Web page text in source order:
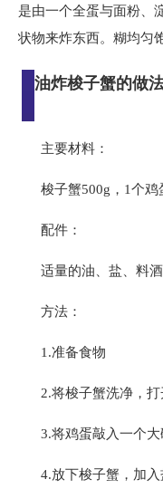
是由一个全蛋与面粉、
状物来炸东西。糊均匀
油炸梭子蟹的做
主要材料：
梭子蟹500g，1个鸡
配件：
适量的油、盐、料
方法：
1.准备食物
2.将梭子蟹洗净，
3.将鸡蛋敲入一个
4.放下梭子蟹，加